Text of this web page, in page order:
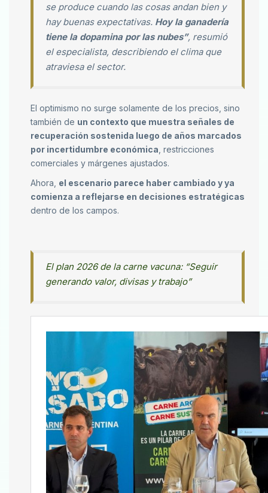
se produce cuando las cosas andan bien y
hay buenas expectativas. Hoy la ganadería
tiene la dopamina por las nubes”, resumió
el especialista, describiendo el clima que
atraviesa el sector.
El optimismo no surge solamente de los precios, sino
también de un contexto que muestra señales de
recuperación sostenida luego de años marcados
por incertidumbre económica , restricciones
comerciales y márgenes ajustados.
Ahora, el escenario parece haber cambiado y ya
comienza a reflejarse en decisiones estratégicas
dentro de los campos.
El plan 2026 de la carne vacuna: “Seguir
generando valor, divisas y trabajo”